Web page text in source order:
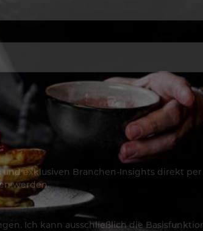
exklusiven Branchen-Insights direkt
werden.
Ich kann ausschließlich die